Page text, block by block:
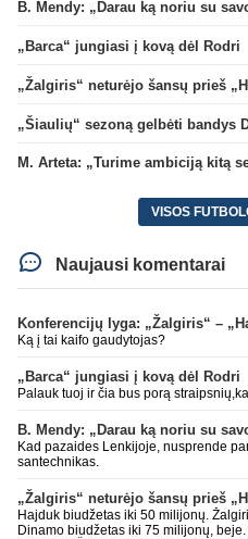
„Barca“ jungiasi į kovą dėl Rodri
„Žalgiris“ neturėjo šansų prieš
„Šiaulių“ sezoną gelbėti bandys
M. Arteta: „Turime ambiciją kitą
VISOS
Naujausi komentarai
Ką į tai kaifo gaudytojas?
„Barca“ jungiasi į kovą dėl Rodri
Palauk tuoj ir čia bus porą
Kad pazaides Lenkijoje, nusprende
santechnikas.
„Žalgiris“ neturėjo šansų prieš
Hajduk biudžetas iki 50 milijonų.
Dinamo biudžetas iki 75 milijonų,